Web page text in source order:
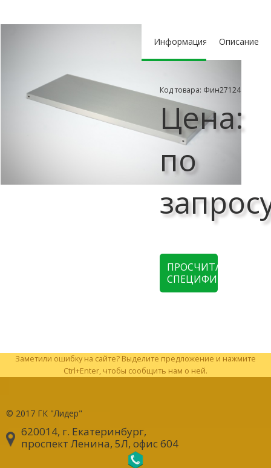
Информация Описание
Код товара: Фин27124
Цена:
по
ПРОСЧИТАТЬ
СПЕЦИФИКАЦИЮ
Заметили ошибку на сайте? Выделите предложение и нажмите
Ctrl+Enter, чтобы сообщить нам о ней.
© 2017 ГК "Лидер"
620014, г. Екатеринбург,
проспект Ленина, 5Л, офис 604